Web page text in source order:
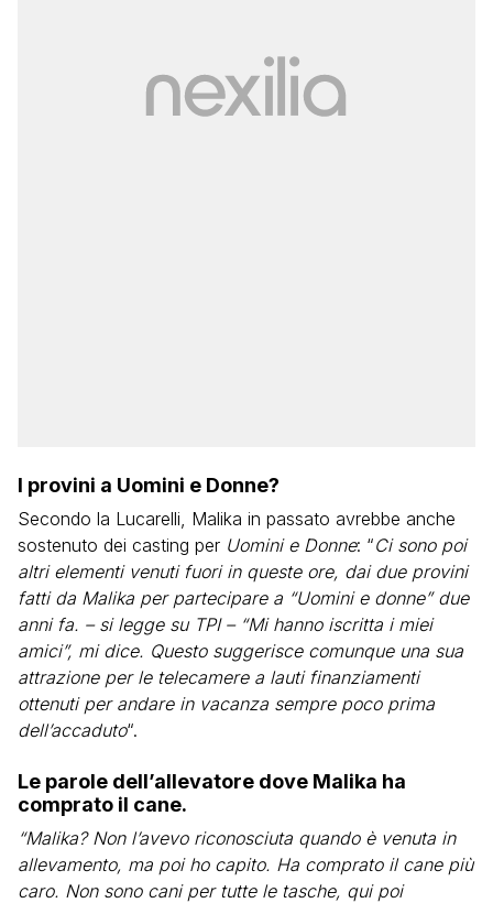
I provini a Uomini e Donne?
Secondo la Lucarelli, Malika in passato avrebbe anche
sostenuto dei casting per Uomini e Donne: “Ci sono poi
altri elementi venuti fuori in queste ore, dai due provini
fatti da Malika per partecipare a “Uomini e donne” due
anni fa. – si legge su TPI – “Mi hanno iscritta i miei
amici”, mi dice. Questo suggerisce comunque una sua
attrazione per le telecamere a lauti finanziamenti
ottenuti per andare in vacanza sempre poco prima
dell’accaduto“.
Le parole dell’allevatore dove Malika ha
comprato il cane.
“Malika? Non l’avevo riconosciuta quando è venuta in
allevamento, ma poi ho capito. Ha comprato il cane più
caro. Non sono cani per tutte le tasche, qui poi